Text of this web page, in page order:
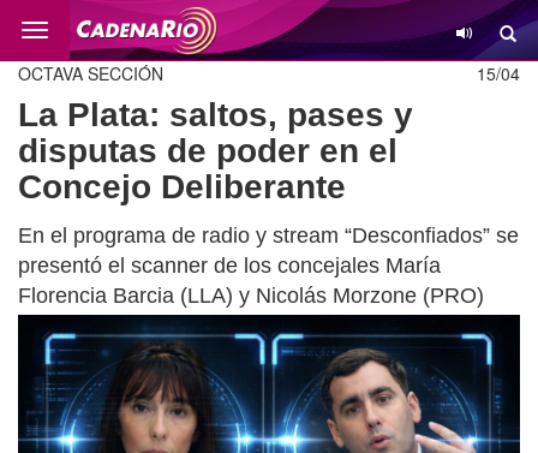
Cambio
15/04
OCTAVA SECCIÓN
La Plata: saltos, pases y
disputas de poder en el
Concejo Deliberante
En el programa de radio y stream “Desconfiados” se
presentó el scanner de los concejales María
Florencia Barcia (LLA) y Nicolás Morzone (PRO)